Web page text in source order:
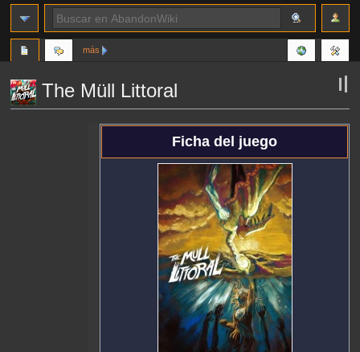
The Müll Littoral
Ficha del juego
más